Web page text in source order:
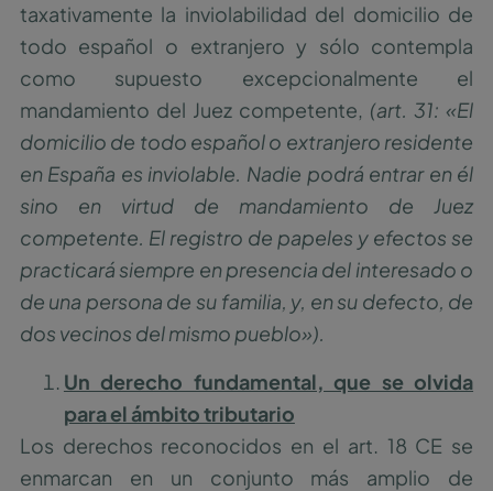
taxativamente la inviolabilidad del domicilio de
todo español o extranjero y sólo contempla
como supuesto excepcionalmente el
mandamiento del Juez competente, (art. 31: «El
domicilio de todo español o extranjero residente
en España es inviolable. Nadie podrá entrar en él
sino en virtud de mandamiento de Juez
competente. El registro de papeles y efectos se
practicará siempre en presencia del interesado o
de una persona de su familia, y, en su defecto, de
dos vecinos del mismo pueblo»).
Un derecho fundamental, que se olvida
para el ámbito tributario
Los derechos reconocidos en el art. 18 CE se
enmarcan en un conjunto más amplio de